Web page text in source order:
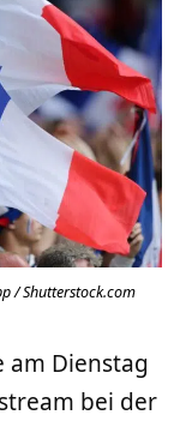
/ Shutterstock.com
am Dienstag
bei der